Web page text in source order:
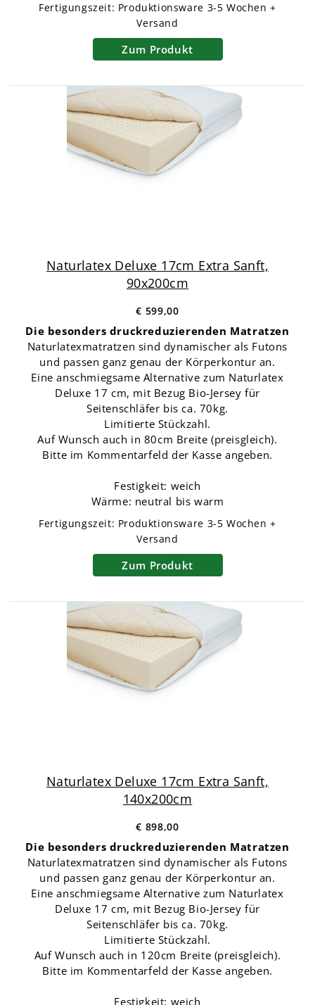
Fertigungszeit: Produktionsware 3-5 Wochen +
Versand
Zum Produkt
Naturlatex Deluxe 17cm Extra Sanft,
90x200cm
€ 599,00
Die besonders druckreduzierenden Matratzen
Naturlatexmatratzen sind dynamischer als Futons
und passen ganz genau der Körperkontur an.
Eine anschmiegsame Alternative zum Naturlatex
Deluxe 17 cm, mit Bezug Bio-Jersey für
Seitenschläfer bis ca. 70kg.
Limitierte Stückzahl.
Auf Wunsch auch in 80cm Breite (preisgleich).
Bitte im Kommentarfeld der Kasse angeben.
Festigkeit: weich
Wärme: neutral bis warm
Fertigungszeit: Produktionsware 3-5 Wochen +
Versand
Zum Produkt
Naturlatex Deluxe 17cm Extra Sanft,
140x200cm
€ 898,00
Die besonders druckreduzierenden Matratzen
Naturlatexmatratzen sind dynamischer als Futons
und passen ganz genau der Körperkontur an.
Eine anschmiegsame Alternative zum Naturlatex
Deluxe 17 cm, mit Bezug Bio-Jersey für
Seitenschläfer bis ca. 70kg.
Limitierte Stückzahl.
Auf Wunsch auch in 120cm Breite (preisgleich).
Bitte im Kommentarfeld der Kasse angeben.
Festigkeit: weich